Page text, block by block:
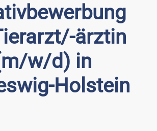
ärztin
w/d) in
Holstein